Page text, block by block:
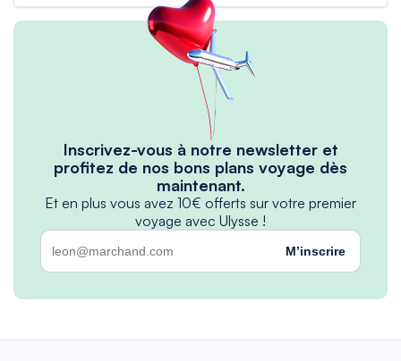
Inscrivez-vous à notre newsletter et
profitez de nos bons plans voyage dès
maintenant.
Et en plus vous avez 10€ offerts sur votre premier
voyage avec Ulysse !
M’inscrire